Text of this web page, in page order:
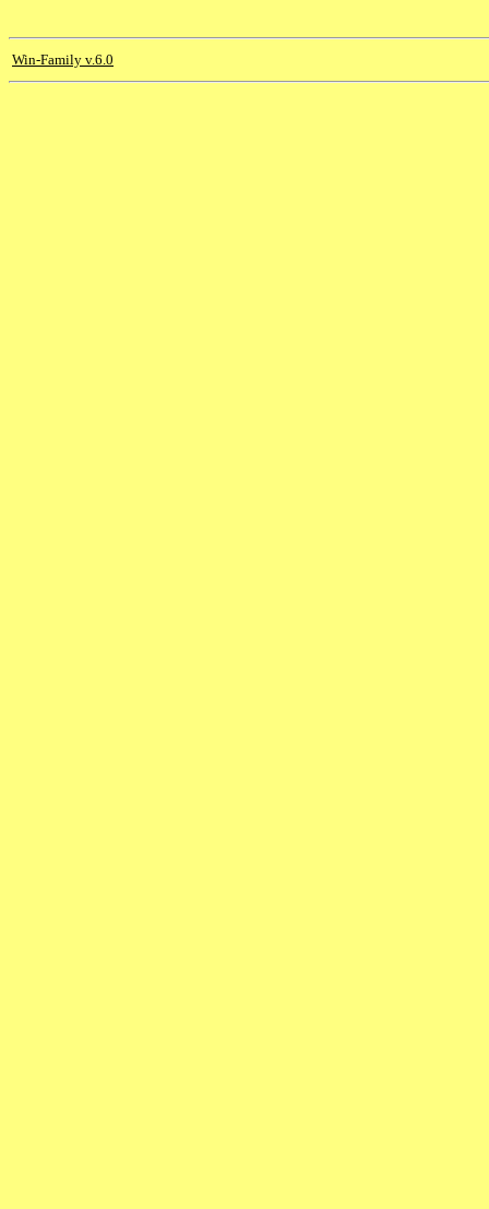
Win-Family v.6.0